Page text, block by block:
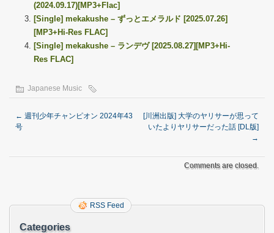
(2024.09.17)[MP3+Flac]
[Single] mekakushe – ずっとエメラルド [2025.07.26]
[MP3+Hi-Res FLAC]
[Single] mekakushe – ランデヴ [2025.08.27][MP3+Hi-
Res FLAC]
Japanese Music
← 週刊少年チャンピオン 2024年43
号
[川洲出版] 大学のヤリサーが思って
いたよりヤリサーだった話 [DL版]
→
Comments are closed.
RSS Feed
Categories